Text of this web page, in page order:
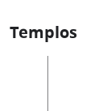
Templos